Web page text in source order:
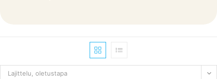
Lajittelu, oletustapa